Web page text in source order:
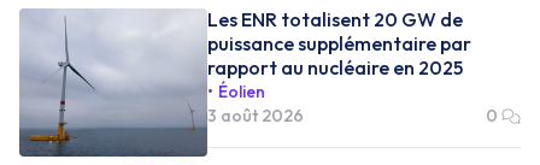
Les ENR totalisent 20 GW de
puissance supplémentaire par
rapport au nucléaire en 2025
Éolien
3 août 2026
0